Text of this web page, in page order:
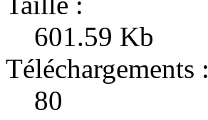
601.59 Kb
Téléchargements :
80